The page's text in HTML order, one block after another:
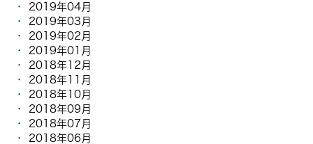
2019年04月
2019年03月
2019年02月
2019年01月
2018年12月
2018年11月
2018年10月
2018年09月
2018年07月
2018年06月